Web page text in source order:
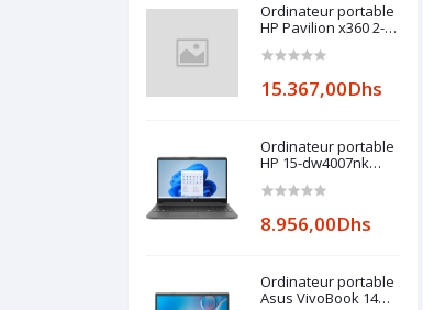
Ordinateur portable
HP Pavilion x360 2-
ek0000nk (6E1D2EA)
15.367,00Dhs
Ordinateur portable
HP 15-dw4007nk
8.956,00Dhs
Ordinateur portable
Asus VivoBook 14